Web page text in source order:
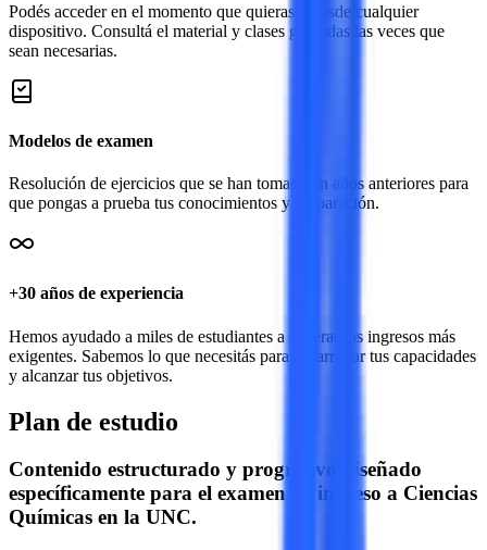
Podés acceder en el momento que quieras y desde cualquier
dispositivo. Consultá el material y clases grabadas las veces que
sean necesarias.
Modelos de examen
Resolución de ejercicios que se han tomado en años anteriores para
que pongas a prueba tus conocimientos y preparación.
+30 años de experiencia
Hemos ayudado a miles de estudiantes a superar los ingresos más
exigentes. Sabemos lo que necesitás para desarrollar tus capacidades
y alcanzar tus objetivos.
Plan de estudio
Contenido estructurado y progresivo diseñado
específicamente para el examen de ingreso a Ciencias
Químicas en la UNC.